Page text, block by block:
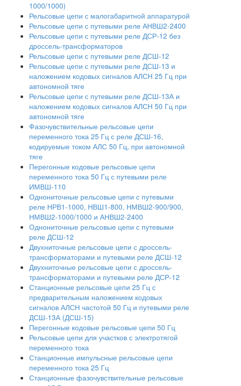
1000/1000)
Рельсовые цепи с малогабаритной аппаратурой
Рельсовые цепи с путевыми реле АНВШ2-2400
Рельсовые цепи с путевыми реле ДСР-12 без
дроссель-трансформаторов
Рельсовые цепи с путевыми реле ДСШ-12
Рельсовые цепи с путевыми реле ДСШ-13 и
наложением кодовых сигналов АЛСН 25 Гц при
автономной тяге
Рельсовые цепи с путевыми реле ДСШ-13А и
наложением кодовых сигналов АЛСН 50 Гц при
автономной тяге
Фазочувствительные рельсовые цепи
переменного тока 25 Гц с реле ДСШ-16,
кодируемые током АЛС 50 Гц, при автономной
тяге
Перегонные кодовые рельсовые цепи
переменного тока 50 Гц с путевыми реле
ИМВШ-110
Однониточные рельсовые цепи с путевыми
реле НРВ1-1000, НВШ1-800, НМВШ2-900/900,
НМВШ2-1000/1000 и АНВШ2-2400
Однониточные рельсовые цепи с путевыми
реле ДСШ-12
Двухниточные рельсовые цепи с дроссель-
трансформаторами и путевыми реле ДСШ-12
Двухниточные рельсовые цепи с дроссель-
трансформаторами и путевыми реле ДСР-12
Станционные рельсовые цепи 25 Гц с
предварительным наложением кодовых
сигналов АЛСН частотой 50 Гц и путевыми реле
ДСШ-13А (ДСШ-15)
Перегонные кодовые рельсовые цепи 50 Гц
Рельсовые цепи для участков с электротягой
переменного тока
Станционные импульсные рельсовые цепи
переменного тока 25 Гц
Станционные фазочувствительные рельсовые